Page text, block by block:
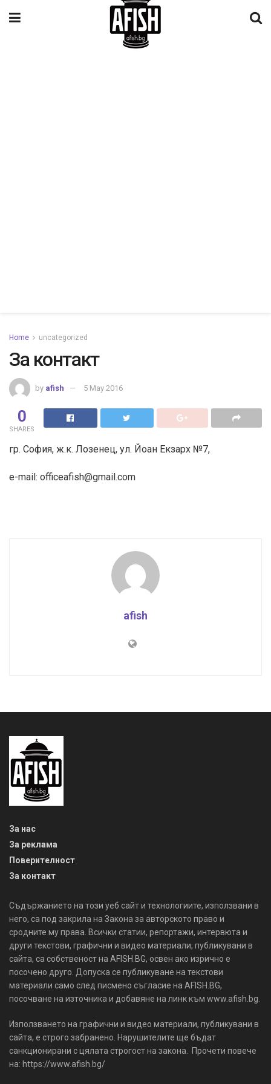
Home uncategorized
За контакт
by afish 5 May 2016
0
SHARES
гр. София, ж.к. Лозенец, ул. Йоан Екзарх №7,
e-mail: officeafish@gmail.com
afish
За нас
За реклама
Поверителност
За контакт
Съдържанието на този уеб сайт и технологиите, използвани в
него, са под закрила на Закона за авторското право и
сродните му права. Всички статии, репортажи, интервюта и
други текстови, графични и видео материали, публикувани в
сайта, са собственост на AFISH.BG, освен ако изрично е
посочено друго. Допуска се публикуване на текстови
материали само след писмено съгласие на AFISH.BG,
посочване на източника и добавяне на линк към www.afish.bg.
Използването на графични и видео материали, публикувани в
сайта, е строго забранено. Нарушителите ще бъдат
санкционирани с цялата строгост на закона. Прочети повече
на: https://www.afish.bg/